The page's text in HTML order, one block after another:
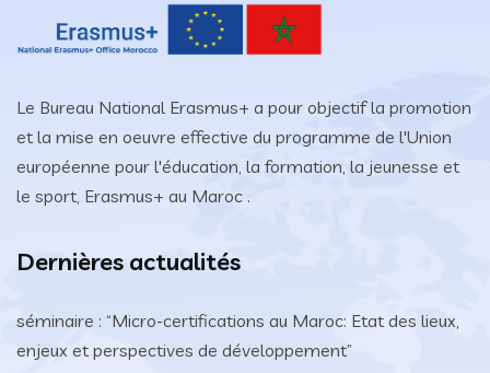
Le Bureau National Erasmus+ a pour objectif la promotion
et la mise en oeuvre effective du programme de l'Union
européenne pour l'éducation, la formation, la jeunesse et
le sport, Erasmus+ au Maroc .
Dernières actualités
séminaire : “Micro-certifications au Maroc: Etat des lieux,
enjeux et perspectives de développement”